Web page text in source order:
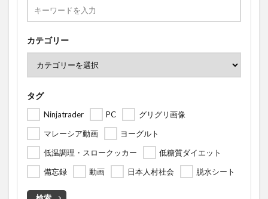
カテゴリー
タグ
Ninjatrader PC
グリグリ画像
マレーシア動画
ヨーグルト
低温調理・スロークッカー
低糖質ダイエット
備忘録
動画 日本人村社会 脱水シート